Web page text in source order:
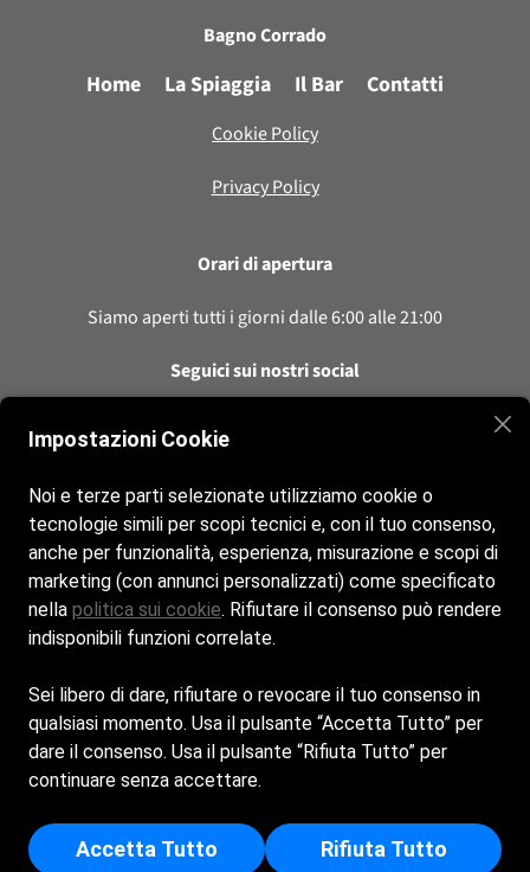
Bagno Corrado
Home La Spiaggia Il Bar Contatti
Cookie Policy
Privacy Policy
Orari di apertura
Siamo aperti tutti i giorni dalle 6:00 alle 21:00
Seguici sui nostri social
Facebook
Contatti
Bagno Corrado, Via Antonio Gramsci, 2, 47043 Gatteo a
Mare (FC)
elvio: +39 328 4299241
E.B. S.A.S. DI BELLAGAMBA ELVIO & C. - Sede Legale: VIA
delle imprese di Forlì - p.i/c.f: 04669540405 - Numero REA:
Impostazioni Cookie
Noi e terze parti selezionate utilizziamo cookie o
tecnologie simili per scopi tecnici e, con il tuo consenso,
anche per funzionalità, esperienza, misurazione e scopi di
marketing (con annunci personalizzati) come specificato
nella politica sui cookie. Rifiutare il consenso può rendere
indisponibili funzioni correlate.
Sei libero di dare, rifiutare o revocare il tuo consenso in
qualsiasi momento. Usa il pulsante “Accetta Tutto” per
dare il consenso. Usa il pulsante “Rifiuta Tutto” per
continuare senza accettare.
Accetta Tutto Rifiuta Tutto